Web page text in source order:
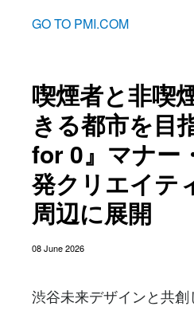
GO TO PMI.COM
喫煙者と非喫
きる都市を目
for 0』マナー
発クリエイテ
周辺に展開
08 June 2026
渋谷未来デザインと共